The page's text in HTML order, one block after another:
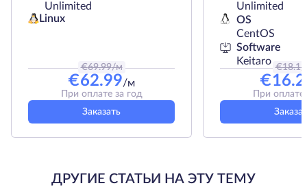
Unlimited
Linux
€69.99/м
€62.99/м
При оплате за год
Заказать
Unlimited
OS
CentOS
Software
Keitaro
€18.1/
€
При оплате
ДРУГИЕ СТАТЬИ НА ЭТУ ТЕМУ